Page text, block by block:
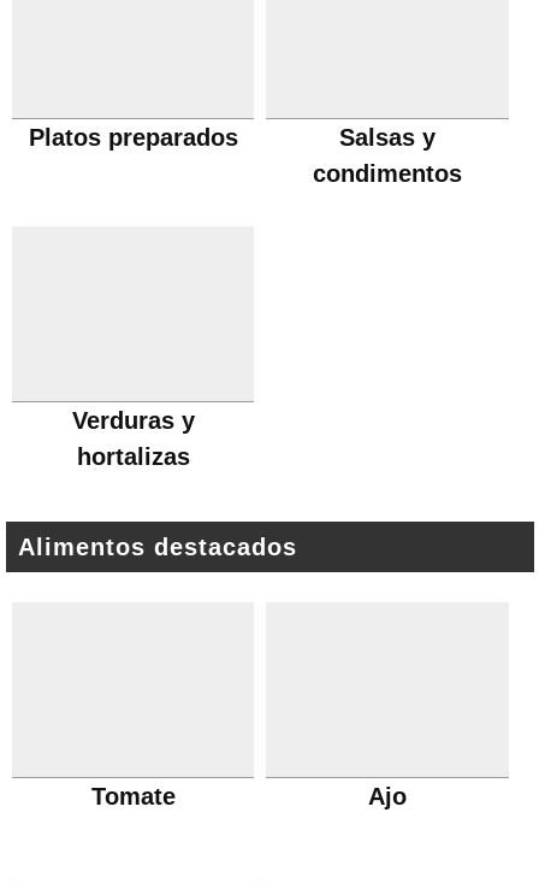
Platos preparados
Salsas y
condimentos
Verduras y
hortalizas
Alimentos destacados
Tomate Ajo